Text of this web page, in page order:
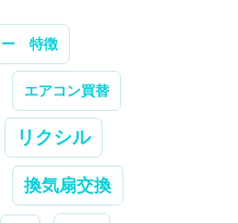
ー 特徴
エアコン買替
リクシル
換気扇交換